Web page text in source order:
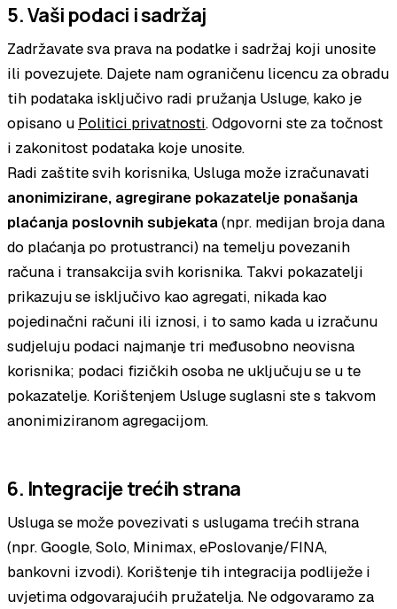
5. Vaši podaci i sadržaj
Zadržavate sva prava na podatke i sadržaj koji unosite
ili povezujete. Dajete nam ograničenu licencu za obradu
tih podataka isključivo radi pružanja Usluge, kako je
opisano u Politici privatnosti. Odgovorni ste za točnost
i zakonitost podataka koje unosite.
Radi zaštite svih korisnika, Usluga može izračunavati
anonimizirane, agregirane pokazatelje ponašanja
plaćanja poslovnih subjekata(npr. medijan broja dana
do plaćanja po protustranci) na temelju povezanih
računa i transakcija svih korisnika. Takvi pokazatelji
prikazuju se isključivo kao agregati, nikada kao
pojedinačni računi ili iznosi, i to samo kada u izračunu
sudjeluju podaci najmanje tri međusobno neovisna
korisnika; podaci fizičkih osoba ne uključuju se u te
pokazatelje. Korištenjem Usluge suglasni ste s takvom
anonimiziranom agregacijom.
6. Integracije trećih strana
Usluga se može povezivati s uslugama trećih strana
(npr. Google, Solo, Minimax, ePoslovanje/FINA,
bankovni izvodi). Korištenje tih integracija podliježe i
uvjetima odgovarajućih pružatelja. Ne odgovaramo za